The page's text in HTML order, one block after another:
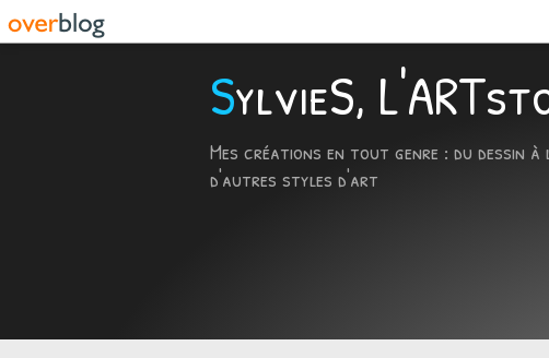
SylvieS,
Mes créations en tout genre : du dessin
d'autres styles d'art